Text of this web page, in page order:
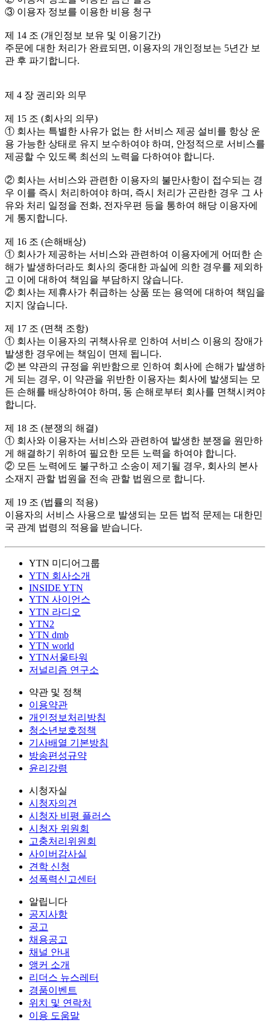
③ 이용자 정보를 이용한 비용 청구
제 14 조 (개인정보 보유 및 이용기간)
주문에 대한 처리가 완료되면, 이용자의 개인정보는 5년간 보
관 후 파기합니다.
제 4 장 권리와 의무
제 15 조 (회사의 의무)
① 회사는 특별한 사유가 없는 한 서비스 제공 설비를 항상 운
용 가능한 상태로 유지 보수하여야 하며, 안정적으로 서비스를
제공할 수 있도록 최선의 노력을 다하여야 합니다.
② 회사는 서비스와 관련한 이용자의 불만사항이 접수되는 경
우 이를 즉시 처리하여야 하며, 즉시 처리가 곤란한 경우 그 사
유와 처리 일정을 전화, 전자우편 등을 통하여 해당 이용자에
게 통지합니다.
제 16 조 (손해배상)
① 회사가 제공하는 서비스와 관련하여 이용자에게 어떠한 손
해가 발생하더라도 회사의 중대한 과실에 의한 경우를 제외하
고 이에 대하여 책임을 부담하지 않습니다.
② 회사는 제휴사가 취급하는 상품 또는 용역에 대하여 책임을
지지 않습니다.
제 17 조 (면책 조항)
① 회사는 이용자의 귀책사유로 인하여 서비스 이용의 장애가
발생한 경우에는 책임이 면제 됩니다.
② 본 약관의 규정을 위반함으로 인하여 회사에 손해가 발생하
게 되는 경우, 이 약관을 위반한 이용자는 회사에 발생되는 모
든 손해를 배상하여야 하며, 동 손해로부터 회사를 면책시켜야
합니다.
제 18 조 (분쟁의 해결)
① 회사와 이용자는 서비스와 관련하여 발생한 분쟁을 원만하
게 해결하기 위하여 필요한 모든 노력을 하여야 합니다.
② 모든 노력에도 불구하고 소송이 제기될 경우, 회사의 본사
소재지 관할 법원을 전속 관할 법원으로 합니다.
제 19 조 (법률의 적용)
이용자의 서비스 사용으로 발생되는 모든 법적 문제는 대한민
국 관계 법령의 적용을 받습니다.
YTN 미디어그룹
YTN 회사소개
INSIDE YTN
YTN 사이언스
YTN 라디오
YTN2
YTN dmb
YTN world
YTN서울타워
저널리즘 연구소
약관 및 정책
이용약관
개인정보처리방침
청소년보호정책
기사배열 기본방침
방송편성규약
윤리강령
시청자실
시청자의견
시청자 비평 플러스
시청자 위원회
고충처리위원회
사이버감사실
견학 신청
성폭력신고센터
알립니다
공지사항
공고
채용공고
채널 안내
앵커 소개
리더스 뉴스레터
경품이벤트
위치 및 연락처
이용 도움말